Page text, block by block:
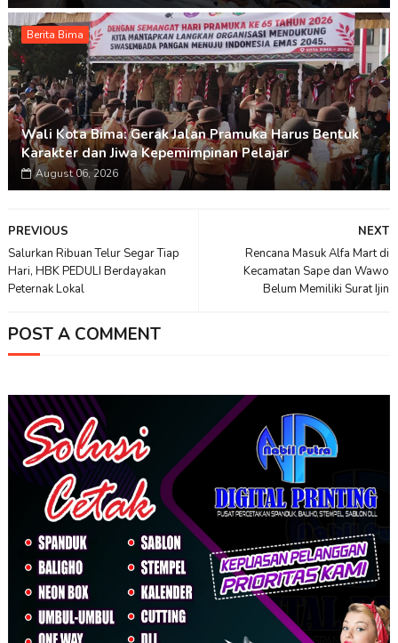
Berita Bima
Wali Kota Bima: Gerak Jalan Pramuka Harus Bentuk
Karakter dan Jiwa Kepemimpinan Pelajar
August 06, 2026
NEXT
Rencana Masuk Alfa Mart di
Kecamatan Sape dan Wawo
Belum Memiliki Surat Ijin
PREVIOUS
Salurkan Ribuan Telur Segar Tiap
Hari, HBK PEDULI Berdayakan
Peternak Lokal
POST A COMMENT